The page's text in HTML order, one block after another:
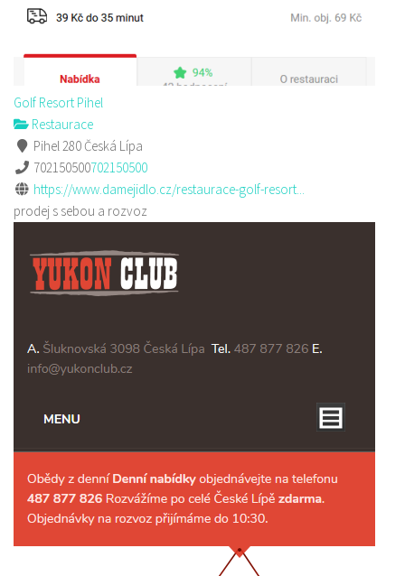
Golf Resort Pihel
Restaurace
Pihel 280 Česká Lípa
702150500702150500
https://www.damejidlo.cz/restaurace-golf-resort...
prodej s sebou a rozvoz